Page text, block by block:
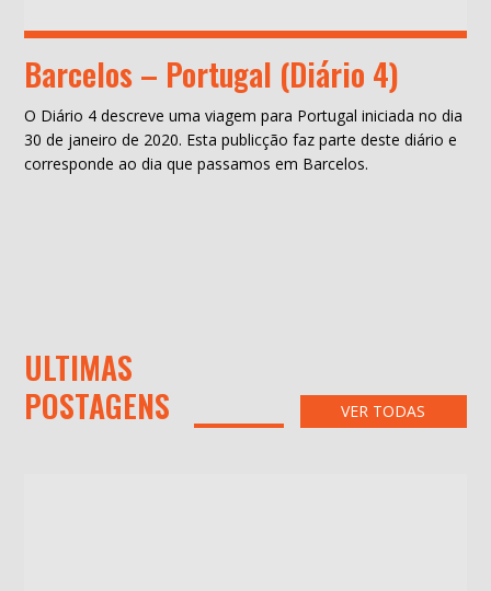
Barcelos – Portugal (Diário 4)
O Diário 4 descreve uma viagem para Portugal iniciada no dia
30 de janeiro de 2020. Esta publicção faz parte deste diário e
corresponde ao dia que passamos em Barcelos.
ULTIMAS
POSTAGENS
VER TODAS